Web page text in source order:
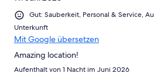
Gut: Sauberkeit, Personal & Service,
Unterkunft
Mit Google übersetzen
Amazing location!
Aufenthalt von 1 Nacht im Juni 2026